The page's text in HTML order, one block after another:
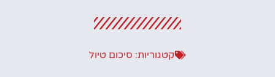
קטגוריות: סיכום טיול